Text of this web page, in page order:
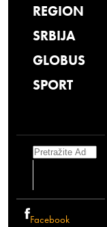
REGION
SRBIJA
GLOBUS
SPORT
Search
Facebook